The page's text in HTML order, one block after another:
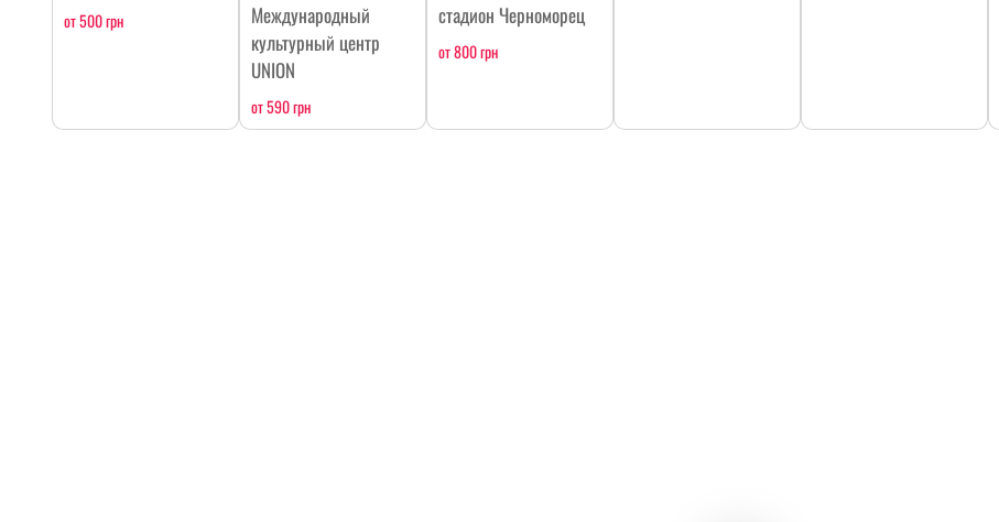
от 500 грн
Международный
культурный центр
UNION
от 590 грн
стадион Черноморец
от 800 грн